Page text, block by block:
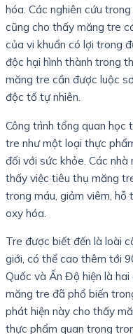
hóa. Các nghiên cứu
cũng cho thấy măng tre
của vi khuẩn có lợi trong
độc hại hình thành trong
măng tre cần được luộc
độc tố tự nhiên.
Công trình tổng quan
tre như một loại thực
đối với sức khỏe. Các
thấy việc tiêu thụ măng
trong máu, giảm viêm,
oxy hóa.
Tre được biết đến là loài
giới, có thể cao thêm tới
Quốc và Ấn Độ hiện là
măng tre đã phổ biến
phát hiện này cho thấy
thực phẩm quan trọng